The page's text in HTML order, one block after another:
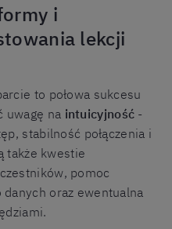
i
lekcji
to połowa sukcesu
uwagę na intuicyjność -
stabilność połączenia i
także kwestie
pomoc
oraz ewentualna